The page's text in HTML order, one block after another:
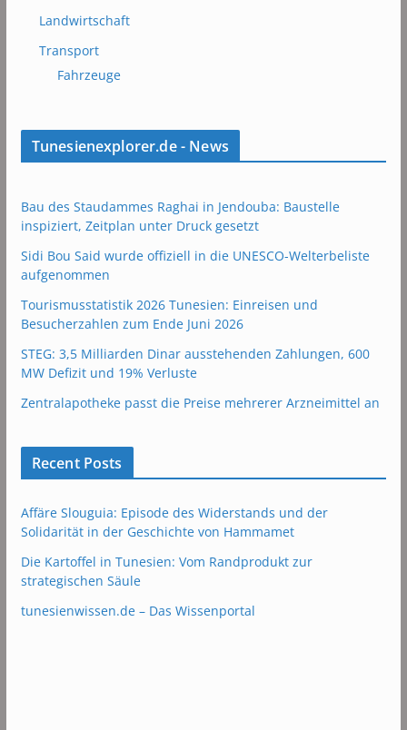
Landwirtschaft
Transport
Fahrzeuge
Tunesienexplorer.de - News
Bau des Staudammes Raghai in Jendouba: Baustelle
inspiziert, Zeitplan unter Druck gesetzt
Sidi Bou Said wurde offiziell in die UNESCO-Welterbeliste
aufgenommen
Tourismusstatistik 2026 Tunesien: Einreisen und
Besucherzahlen zum Ende Juni 2026
STEG: 3,5 Milliarden Dinar ausstehenden Zahlungen, 600
MW Defizit und 19% Verluste
Zentralapotheke passt die Preise mehrerer Arzneimittel an
Recent Posts
Affäre Slouguia: Episode des Widerstands und der
Solidarität in der Geschichte von Hammamet
Die Kartoffel in Tunesien: Vom Randprodukt zur
strategischen Säule
tunesienwissen.de – Das Wissenportal